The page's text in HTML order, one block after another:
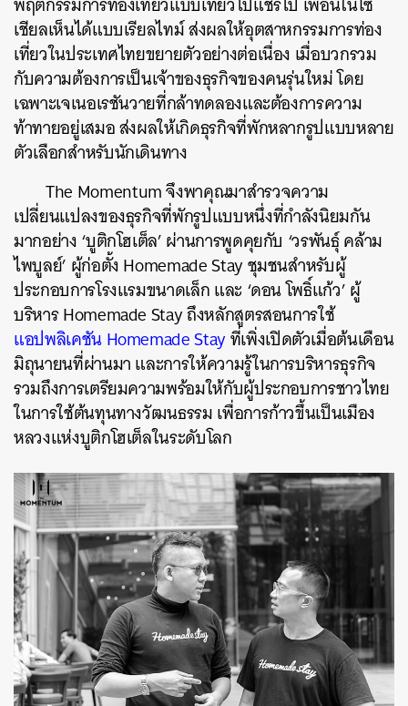
เชียลเห็นได้แบบเรียลไทม์ ส่งผลให้อุตสาหกรรมการท่อง
เที่ยวในประเทศไทยขยายตัวอย่างต่อเนื่อง เมื่อบวกรวม
กับความต้องการเป็นเจ้าของธุรกิจของคนรุ่นใหม่ โดย
เฉพาะเจเนอเรชันวายที่กล้าทดลองและต้องการความ
ท้าทายอยู่เสมอ ส่งผลให้เกิดธุรกิจที่พักหลากรูปแบบหลาย
ตัวเลือกสำหรับนักเดินทาง
The Momentum จึงพาคุณมาสำรวจความ
เปลี่ยนแปลงของธุรกิจที่พักรูปแบบหนึ่งที่กำลังนิยมกัน
มากอย่าง ‘บูติกโฮเต็ล’ ผ่านการพูดคุยกับ ‘วรพันธุ์ คล้าม
ไพบูลย์’ ผู้ก่อตั้ง Homemade Stay ชุมชนสำหรับผู้
ประกอบการโรงแรมขนาดเล็ก และ ‘ดอน โพธิ์แก้ว’ ผู้
บริหาร Homemade Stay ถึงหลักสูตรสอนการใช้
แอปพลิเคชัน Homemade Stayที่เพิ่งเปิดตัวเมื่อต้นเดือน
มิถุนายนที่ผ่านมา และการให้ความรู้ในการบริหารธุรกิจ
รวมถึงการเตรียมความพร้อมให้กับผู้ประกอบการชาวไทย
ในการใช้ต้นทุนทางวัฒนธรรม เพื่อการก้าวขึ้นเป็นเมือง
หลวงแห่งบูติกโฮเต็ลในระดับโลก